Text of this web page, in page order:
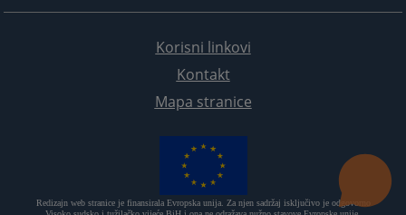
Korisni linkovi
Kontakt
Mapa stranice
Redizajn web stranice je finansirala Evropska unija. Za njen sadržaj isključivo je odgovorno